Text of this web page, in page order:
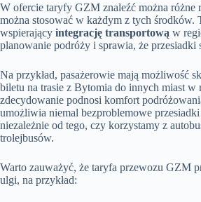
W ofercie taryfy GZM znaleźć można różne
można stosować w każdym z tych środków.
wspierający integrację transportową w
planowanie podróży i sprawia, że przesiadki
Na przykład, pasażerowie mają możliwość
biletu na trasie z Bytomia do innych miast w
zdecydowanie podnosi komfort
umożliwia niemal bezproblemowe
niezależnie od tego, czy korzystamy z
trolejbusów.
Warto zauważyć, że taryfa przewozu GZM
ulgi, na przykład: